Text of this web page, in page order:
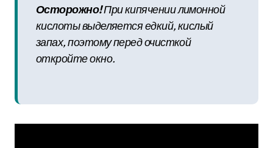
Осторожно!При кипячении лимонной
кислоты выделяется едкий, кислый
запах, поэтому перед очисткой
откройте окно.